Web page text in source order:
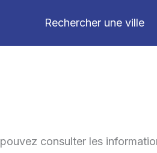
Rechercher une ville
consulter les